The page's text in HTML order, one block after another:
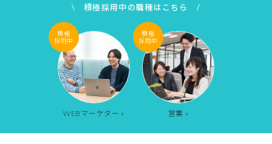
\ 積極採用中の職種はこちら /
WEBマーケター » 営業 »